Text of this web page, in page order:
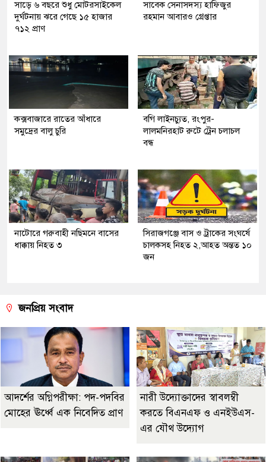
সাড়ে ৬ বছরে শুধু মোটরসাইকেল
দুর্ঘটনায় ঝরে গেছে ১৫ হাজার
৭১২ প্রাণ
সাবেক সেনাসদস্য হাফিজুর
রহমান আবারও গ্রেপ্তার
কক্সবাজারে রাতের আঁধারে
সমুদ্রের বালু চুরি
বগি লাইনচ্যুত, রংপুর-
লালমনিরহাট রুটে ট্রেন চলাচল
বন্ধ
নাটোরে গরুবাহী নছিমনে বাসের
ধাক্কায় নিহত ৩
সিরাজগঞ্জে বাস ও ট্রাকের সংঘর্ষে
চালকসহ নিহত ২,আহত অন্তত ১০
জন
জনপ্রিয় সংবাদ
আদর্শের অগ্নিপরীক্ষা: পদ-পদবির
মোহের ঊর্ধ্বে এক নিবেদিত প্রাণ
নারী উদ্যোক্তাদের স্বাবলম্বী
করতে বিএনএফ ও এনইউএস-
এর যৌথ উদ্যোগ